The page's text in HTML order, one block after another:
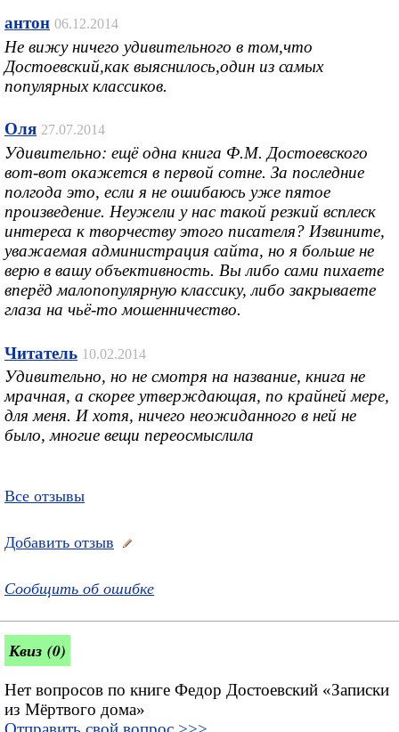
антон 06.12.2014
Не вижу ничего удивительного в том,что
Достоевский,как выяснилось,один из самых
популярных классиков.
Оля 27.07.2014
Удивительно: ещё одна книга Ф.М. Достоевского
вот-вот окажется в первой сотне. За последние
полгода это, если я не ошибаюсь уже пятое
произведение. Неужели у нас такой резкий всплеск
интереса к творчеству этого писателя? Извините,
уважаемая администрация сайта, но я больше не
верю в вашу объективность. Вы либо сами пихаете
вперёд малопопулярную классику, либо закрываете
глаза на чьё-то мошенничество.
Читатель 10.02.2014
Удивительно, но не смотря на название, книга не
мрачная, а скорее утверждающая, по крайней мере,
для меня. И хотя, ничего неожиданного в ней не
было, многие вещи переосмыслила
Все отзывы
Добавить отзыв
Сообщить об ошибке
Квиз (0)
Нет вопросов по книге Федор Достоевский «Записки
из Мёртвого дома»